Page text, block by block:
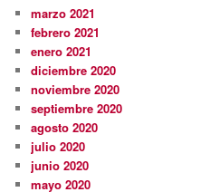
marzo 2021
febrero 2021
enero 2021
diciembre 2020
noviembre 2020
septiembre 2020
agosto 2020
julio 2020
junio 2020
mayo 2020